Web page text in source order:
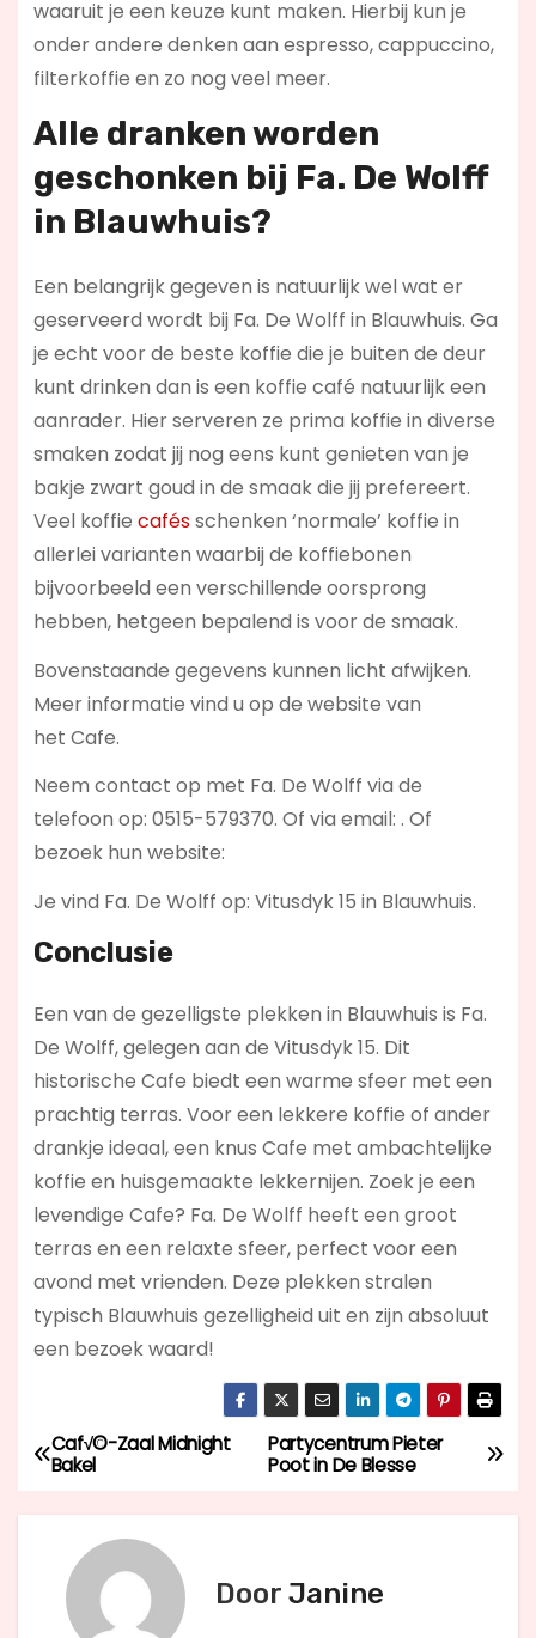
waaruit je een keuze kunt maken. Hierbij kun je
onder andere denken aan espresso, cappuccino,
filterkoffie en zo nog veel meer.
Alle dranken worden
geschonken bij Fa. De Wolff
in Blauwhuis?
Een belangrijk gegeven is natuurlijk wel wat er
geserveerd wordt bij Fa. De Wolff in Blauwhuis. Ga
je echt voor de beste koffie die je buiten de deur
kunt drinken dan is een koffie café natuurlijk een
aanrader. Hier serveren ze prima koffie in diverse
smaken zodat jij nog eens kunt genieten van je
bakje zwart goud in de smaak die jij prefereert.
Veel koffie cafésschenken ‘normale’ koffie in
allerlei varianten waarbij de koffiebonen
bijvoorbeeld een verschillende oorsprong
hebben, hetgeen bepalend is voor de smaak.
Bovenstaande gegevens kunnen licht afwijken.
Meer informatie vind u op de website van
het Cafe.
Neem contact op met Fa. De Wolff via de
telefoon op: 0515-579370. Of via email: . Of
bezoek hun website:
Je vind Fa. De Wolff op: Vitusdyk 15 in Blauwhuis.
Conclusie
Een van de gezelligste plekken in Blauwhuis is Fa.
De Wolff, gelegen aan de Vitusdyk 15. Dit
historische Cafe biedt een warme sfeer met een
prachtig terras. Voor een lekkere koffie of ander
drankje ideaal, een knus Cafe met ambachtelijke
koffie en huisgemaakte lekkernijen. Zoek je een
levendige Cafe? Fa. De Wolff heeft een groot
terras en een relaxte sfeer, perfect voor een
avond met vrienden. Deze plekken stralen
typisch Blauwhuis gezelligheid uit en zijn absoluut
een bezoek waard!
B
e
Partycentrum Pieter
Poot in De Blesse
Caf√©-Zaal Midnight
Bakel
Door Janine